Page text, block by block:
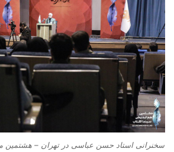
سخنرانی استاد حسن عباسی در تهران – هشتمین